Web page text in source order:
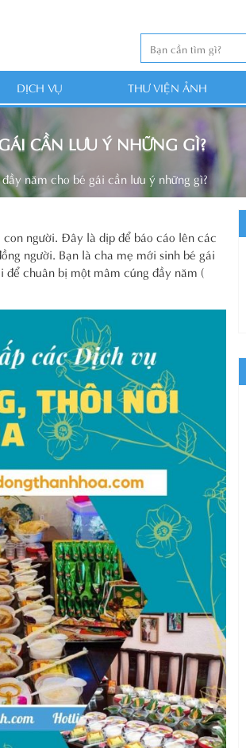
DỊCH VỤ THƯ VIỆN ẢNH
CẦN LƯU Ý NHỮNG GÌ?
năm cho bé gái cần lưu ý những gì?
người. Đây là dịp để báo cáo lên các
người. Bạn là cha mẹ mới sinh bé gái
để chuân bị một mâm cúng đầy năm (